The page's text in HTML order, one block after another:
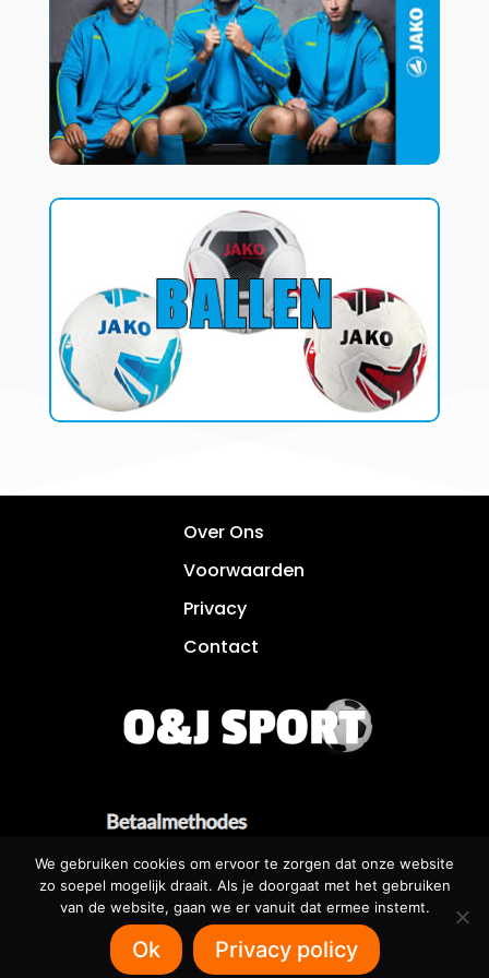
Over Ons
Voorwaarden
Privacy
Contact
Betaalbare websites voor iedereen! 🌐
SOFTRUNNER.NL 🌐
We gebruiken cookies om ervoor te zorgen dat onze website
zo soepel mogelijk draait. Als je doorgaat met het gebruiken
van de website, gaan we er vanuit dat ermee instemt.
Ok Privacy policy